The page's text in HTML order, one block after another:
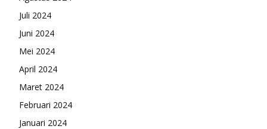
Juli 2024
Juni 2024
Mei 2024
April 2024
Maret 2024
Februari 2024
Januari 2024